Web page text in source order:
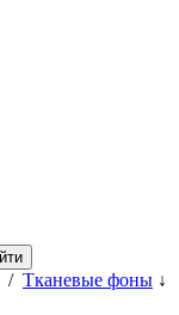
/ Тканевые фоны ↓